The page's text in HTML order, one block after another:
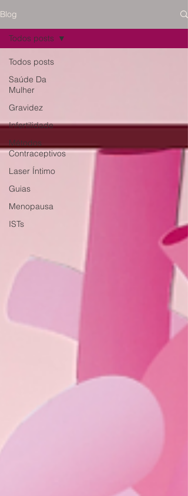
Blog
Todos posts
Saúde Da
Mulher
Gravidez
Infertilidade
Métodos
Contraceptivos
Laser Íntimo
Guias
Menopausa
ISTs
Todos posts